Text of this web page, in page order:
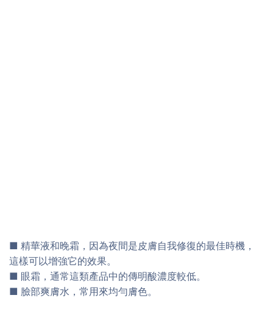
■ 精華液和晚霜，因為夜間是皮膚自我修復的最佳時機，
這樣可以增強它的效果。
■ 眼霜，通常這類產品中的傳明酸濃度較低。
■ 臉部爽膚水，常用來均勻膚色。